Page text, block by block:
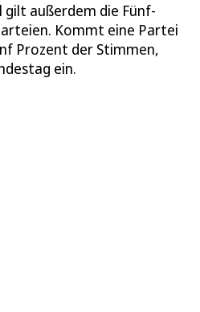
gilt außerdem die Fünf-
Kommt eine Partei
Prozent der Stimmen,
ein.